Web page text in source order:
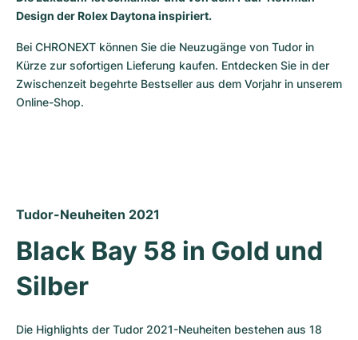
Milgauss
Oyster Perpetual
Yacht-Master
Sky-Dweller
Submariner
Damenuhren
Ronde
Rotonde
Crash
Baignoire
Ballon Blanc
Roadster
Gebraucht
Professional
Bentley
Transocean
Super Avenger
Galactic
Montbrillant
Gebraucht
Formula 1
Grand Carrera
Gebraucht
Portofino
Portugieser
Da Vinci
GST
Vintage
Gebraucht
Spirit of Big Bang
King Power
Gebraucht
Design der Rolex Daytona inspiriert.
Bei CHRONEXT können Sie die Neuzugänge von Tudor in
Kürze zur sofortigen Lieferung kaufen. Entdecken Sie in der
Zwischenzeit begehrte Bestseller aus dem Vorjahr in unserem
Online-Shop.
Tudor-Neuheiten 2021
Black Bay 58 in Gold und
Silber
Die Highlights der Tudor 2021-Neuheiten bestehen aus 18